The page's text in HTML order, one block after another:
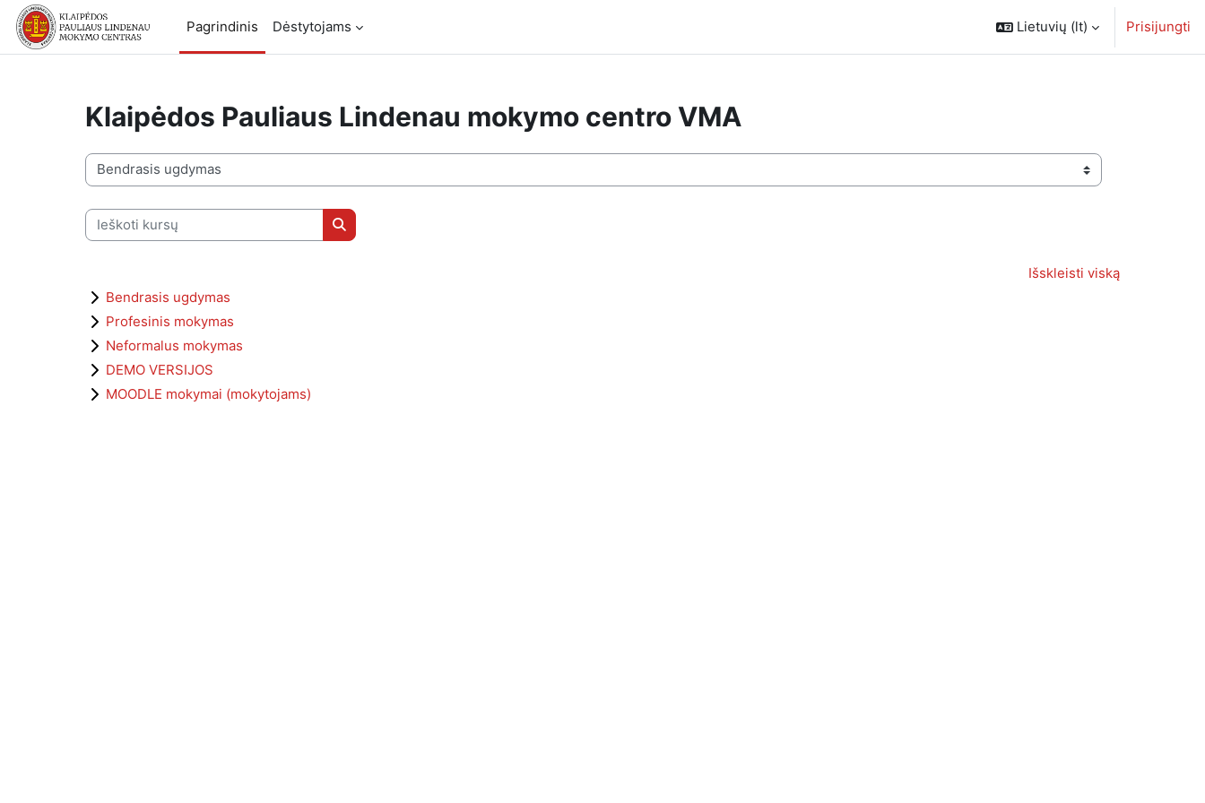
Pereiti į pagrindinį turinį
Pagrindinis
Dėstytojams Lietuvių ‎(lt)‎ Prisijungti
Klaipėdos Pauliaus Lindenau mokymo centro VMA
Kursų kategorijos
Ieškoti kursų
Ieškoti kursų
Išskleisti viską
Bendrasis ugdymas
Profesinis mokymas
Neformalus mokymas
DEMO VERSIJOS
MOODLE mokymai (mokytojams)